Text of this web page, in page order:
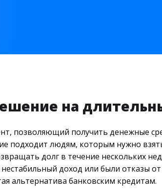
на
позволяющий получить денежные
подходит людям, которым нужно
долг в течение нескольких
доход или были отказы
альтернатива банковским кредитам.